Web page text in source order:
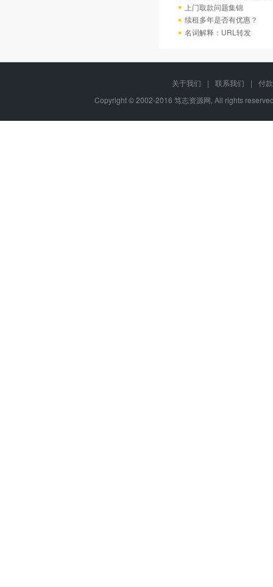
上门取款问题集锦
续租多年是否有优惠？
名词解释：URL转发
关于我们 | 联系我们 |
付
Copyright © 2002-2016 笃志资源网, All rights